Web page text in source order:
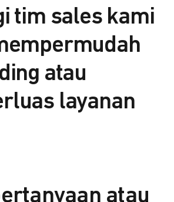
tim sales kami
atau
layanan
atau